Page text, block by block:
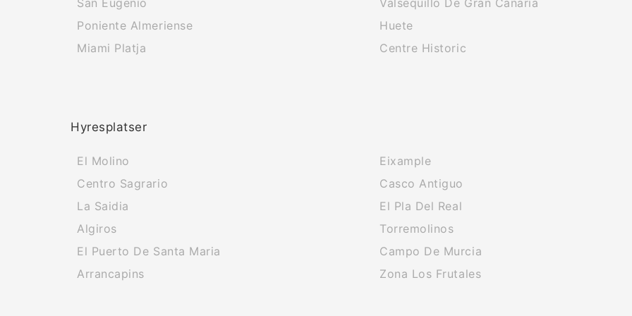
San Eugenio
Poniente Almeriense
Miami Platja
Valsequillo De Gran Canaria
Huete
Centre Historic
Hyresplatser
El Molino
Centro Sagrario
La Saidia
Algiros
El Puerto De Santa Maria
Arrancapins
Eixample
Casco Antiguo
El Pla Del Real
Torremolinos
Campo De Murcia
Zona Los Frutales